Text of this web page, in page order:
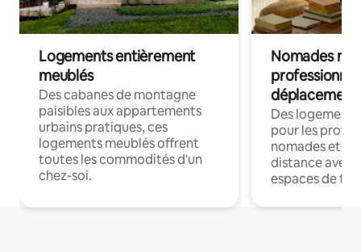
Logements entièrement
meublés
Des cabanes de montagne
paisibles aux appartements
urbains pratiques, ces
logements meublés offrent
toutes les commodités d'un
chez-soi.
Nomades
déplacement
Des
pour les
nomades et
distance avec
espaces de